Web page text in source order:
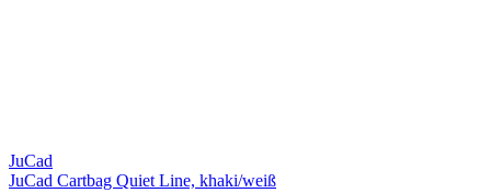
JuCad
JuCad Cartbag Quiet Line, khaki/weiß